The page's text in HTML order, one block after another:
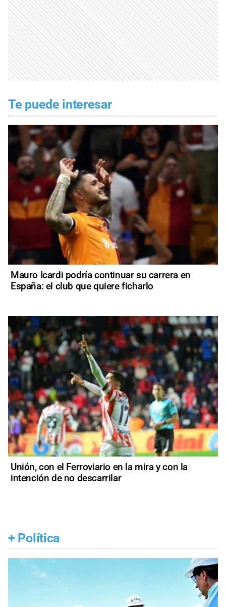
Te puede interesar
Mauro Icardi podría continuar su carrera en
España: el club que quiere ficharlo
Unión, con el Ferroviario en la mira y con la
intención de no descarrilar
+ Política